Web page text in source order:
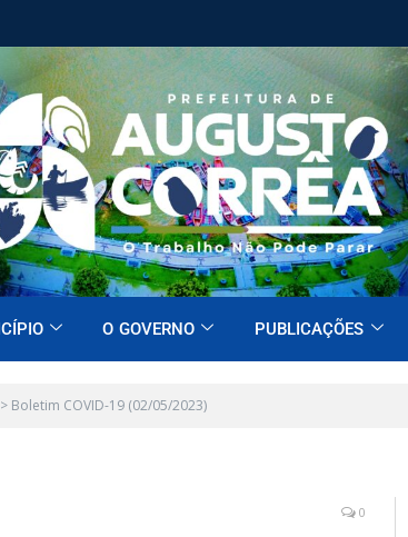
O GOVERNO PUBLICAÇÕES
> Boletim COVID-19 (02/05/2023)
0